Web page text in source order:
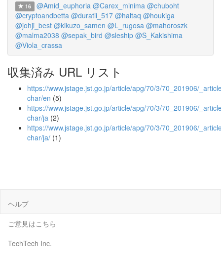
16 @Amid_euphoria @Carex_minima @chuboht
@cryptoandbetta @duratii_517 @haltaq @houkiga
@johji_best @kikuzo_samen @L_rugosa @mahoroszk
@malma2038 @sepak_bird @sleship @S_Kakishima
@Viola_crassa
収集済み URL リスト
https://www.jstage.jst.go.jp/article/apg/70/3/70_201906/
char/en (5)
https://www.jstage.jst.go.jp/article/apg/70/3/70_201906/
char/ja (2)
https://www.jstage.jst.go.jp/article/apg/70/3/70_201906/
char/ja/ (1)
ヘルプ
ご意見はこちら
TechTech Inc.